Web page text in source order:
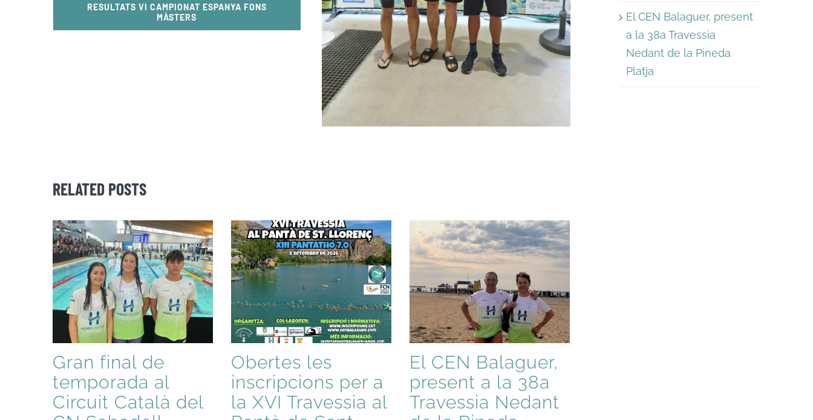
RESULTATS VI CAMPIONAT ESPANYA FONS
MÀSTERS
RELATED POSTS
Gran final de
temporada al
Circuit Català del
Obertes les
inscripcions per a
la XVI Travessia al
El CEN Balaguer,
present a la 38a
Travessia Nedant
El CEN Balaguer, present
a la 38a Travessia
Nedant de la Pineda
Platja